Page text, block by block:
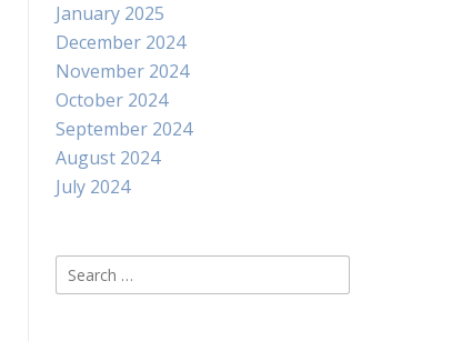
January 2025
December 2024
November 2024
October 2024
September 2024
August 2024
July 2024
Search
for: